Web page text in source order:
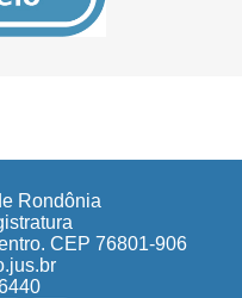
Rondônia
CEP 76801-906